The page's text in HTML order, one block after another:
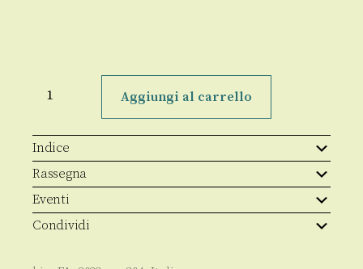
silenzi
Aggiungi al carrello
Indice
Rassegna
Eventi
Condividi